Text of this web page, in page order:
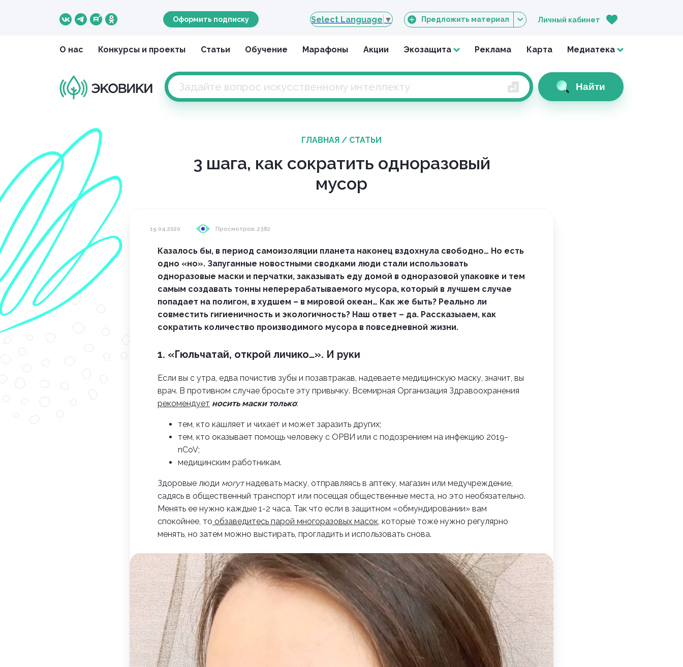
Оформить подписку Select Language ▼ Предложить материал Личный кабинет
О нас Конкурсы и проекты Статьи Обучение Марафоны Акции Экозащита Реклама Карта Медиатека
Найти
ГЛАВНАЯ / СТАТЬИ
3 шага, как сократить одноразовый
мусор
19.04.2020 Просмотров: 2382
Казалось бы, в период самоизоляции планета наконец вздохнула свободно… Но есть
одно «но». Запуганные новостными сводками люди стали использовать
одноразовые маски и перчатки, заказывать еду домой в одноразовой упаковке и тем
самым создавать тонны неперерабатываемого мусора, который в лучшем случае
попадает на полигон, в худшем – в мировой океан… Как же быть? Реально ли
совместить гигиеничность и экологичность? Наш ответ – да. Рассказыаем, как
сократить количество производимого мусора в повседневной жизни.
1. «Гюльчатай, открой личико…». И руки
Если вы с утра, едва почистив зубы и позавтракав, надеваете медицинскую маску, значит, вы
врач. В противном случае бросьте эту привычку. Всемирная Организация Здравоохранения
рекомендует носить маски только:
тем, кто кашляет и чихает и может заразить других;
тем, кто оказывает помощь человеку с ОРВИ или с подозрением на инфекцию 2019-
nCoV;
медицинским работникам.
Здоровые люди могутнадевать маску, отправляясь в аптеку, магазин или медучреждение,
садясь в общественный транспорт или посещая общественные места, но это необязательно.
Менять ее нужно каждые 1-2 часа. Так что если в защитном «обмундировании» вам
спокойнее, то обзаведитесь парой многоразовых масок, которые тоже нужно регулярно
менять, но затем можно выстирать, прогладить и использовать снова.